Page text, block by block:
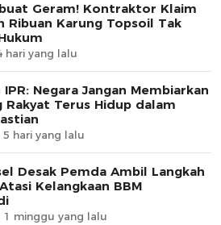
Geram! Kontraktor Klaim
Ribuan Karung Topsoil Tak
hari yang lalu
IPR: Negara Jangan Membiarkan
Rakyat Terus Hidup dalam
5 hari yang lalu
Desak Pemda Ambil Langkah
Kelangkaan BBM
1 minggu yang lalu